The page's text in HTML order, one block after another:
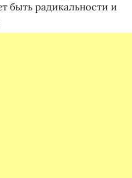
быть радикальности и